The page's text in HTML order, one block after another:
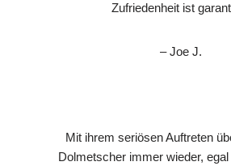
Zufriedenheit ist
– Joe J.
Mit ihrem seriösen Auftreten
Dolmetscher immer wieder,